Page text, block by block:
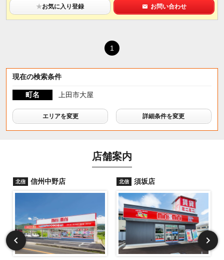
★お気に入り登録 お問い合わせ
1
現在の検索条件
町名 上田市大屋
エリアを変更 詳細条件を変更
店舗案内
北信 信州中野店 北信 須坂店